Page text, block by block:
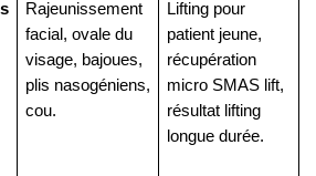
Rajeunissement
facial, ovale du
visage, bajoues,
plis nasogéniens,
cou.
Lifting pour
patient jeune,
récupération
micro SMAS lift,
résultat lifting
longue durée.